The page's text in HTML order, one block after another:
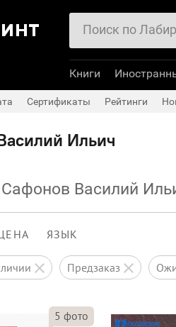
Ильич
Сафонов Василий
ЯЗЫК
предзаказ
5 фото
Книги
Сертификаты Рейтинги